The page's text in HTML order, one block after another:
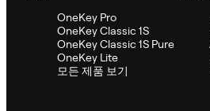
OneKey Pro
OneKey Classic 1S
OneKey Classic 1S Pure
OneKey Lite
모든 제품 보기